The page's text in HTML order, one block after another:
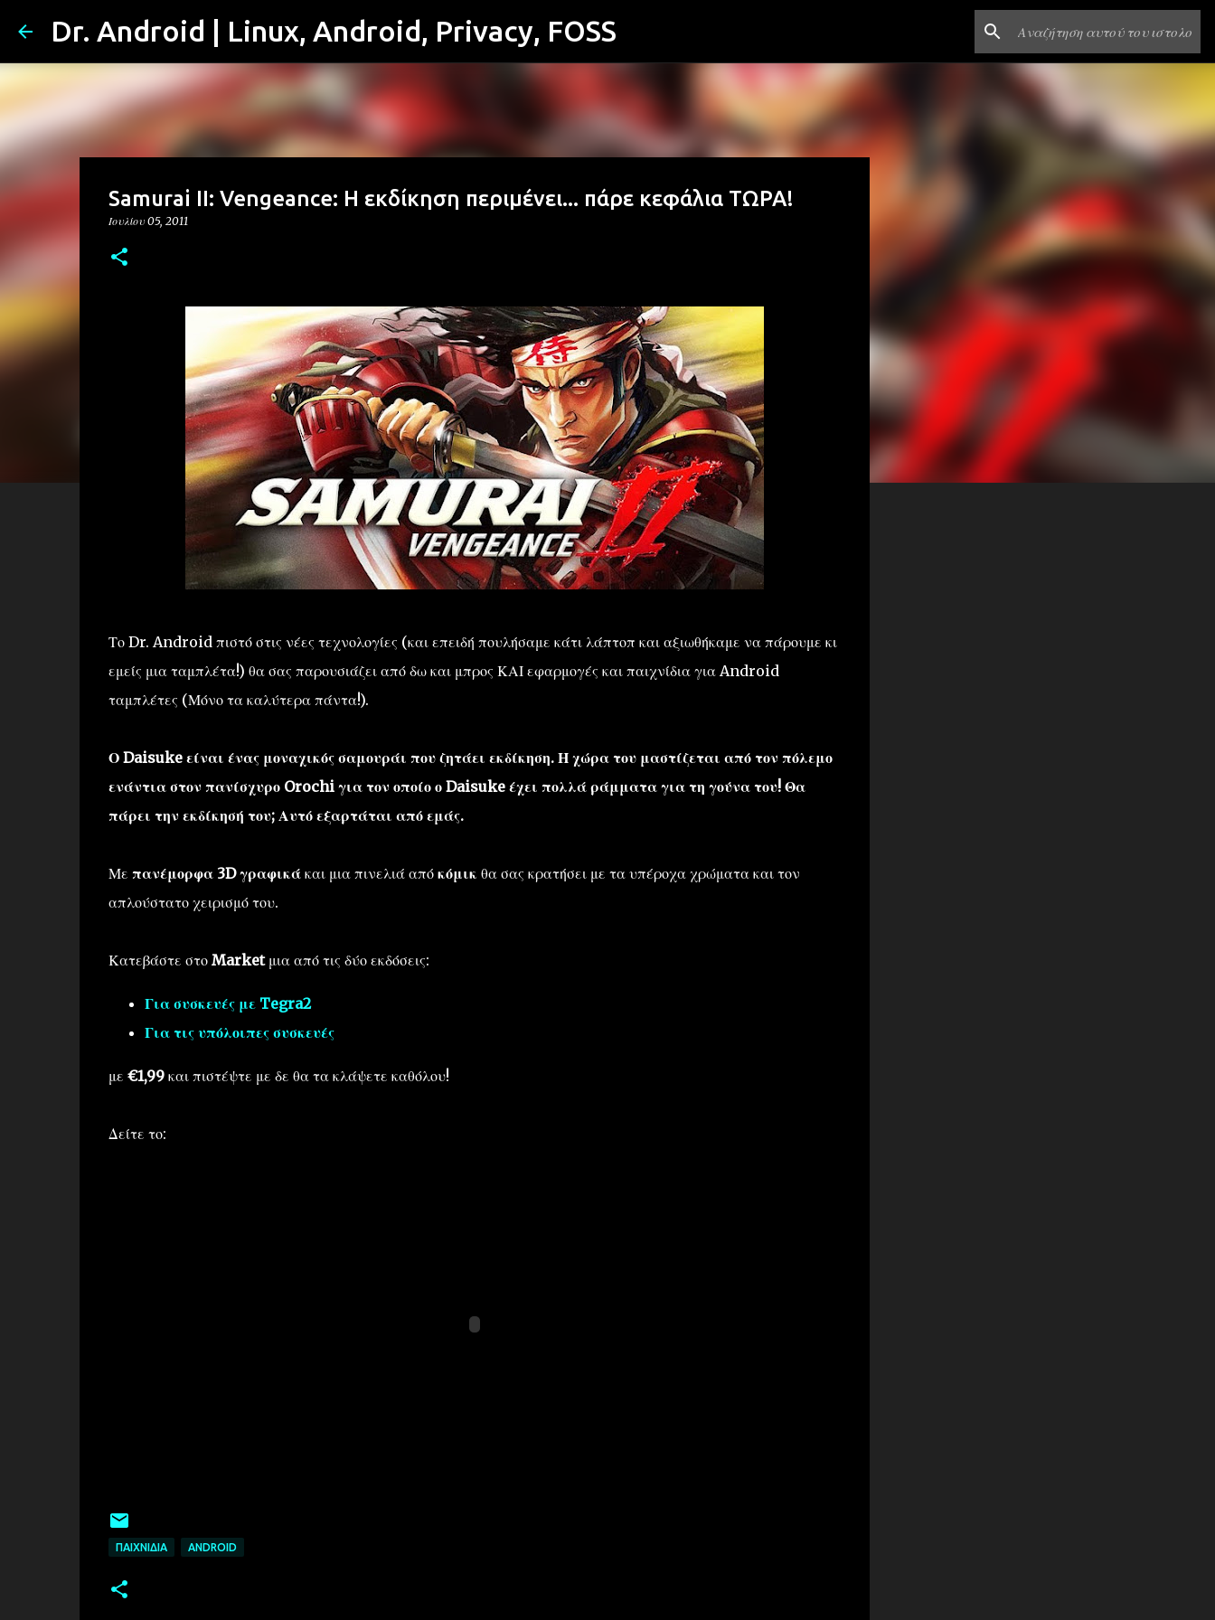
Μετάβαση στο κύριο περιεχόμενο
Dr. Android | Linux, Android, Privacy, FOSS
Samurai II: Vengeance: Η εκδίκηση περιμένει... πάρε κεφάλια ΤΩΡΑ!
Ιουλίου 05, 2011
Το Dr. Android πιστό στις νέες τεχνολογίες (και επειδή πουλήσαμε κάτι λάπτοπ και αξιωθήκαμε να πάρουμε κι
εμείς μια ταμπλέτα!) θα σας παρουσιάζει από δω και μπρος ΚΑΙ εφαρμογές και παιχνίδια για Android
ταμπλέτες (Μόνο τα καλύτερα πάντα!).
Ο Daisuke είναι ένας μοναχικός σαμουράι που ζητάει εκδίκηση. Η χώρα του μαστίζεται από τον πόλεμο
ενάντια στον πανίσχυρο Orochi για τον οποίο ο Daisuke έχει πολλά ράμματα για τη γούνα του! Θα
πάρει την εκδίκησή του; Αυτό εξαρτάται από εμάς.
Με πανέμορφα 3D γραφικάκαι μια πινελιά από κόμικ θα σας κρατήσει με τα υπέροχα χρώματα και τον
απλούστατο χειρισμό του.
Κατεβάστε στο Market μια από τις δύο εκδόσεις:
Για συσκευές με Tegra2
Για τις υπόλοιπες συσκευές
με €1,99και πιστέψτε με δε θα τα κλάψετε καθόλου!
Δείτε το:
ΠΑΙΧΝΊΔΙΑ ANDROID